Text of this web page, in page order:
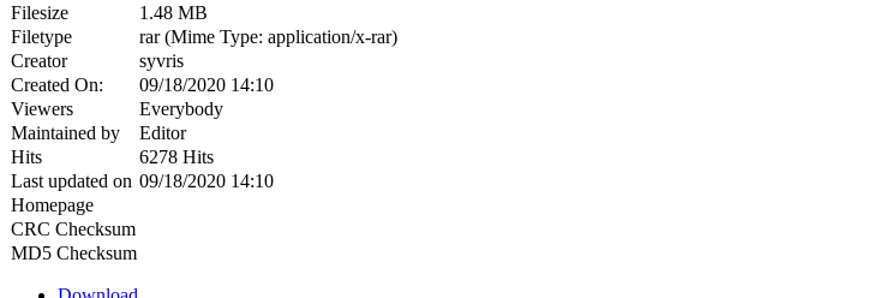
Filesize
1.48 MB
Filetype
rar (Mime Type: application/x-rar)
Creator
syvris
Created On:
09/18/2020 14:10
Viewers
Everybody
Maintained by
Editor
Hits
6278 Hits
Last updated on 09/18/2020 14:10
Homepage
CRC Checksum
MD5 Checksum